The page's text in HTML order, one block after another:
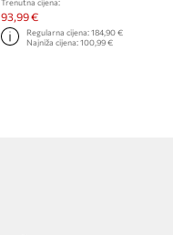
Trenutna cijena:
93,99 €
Regularna cijena: 184,90 €
Najniža cijena: 100,99 €